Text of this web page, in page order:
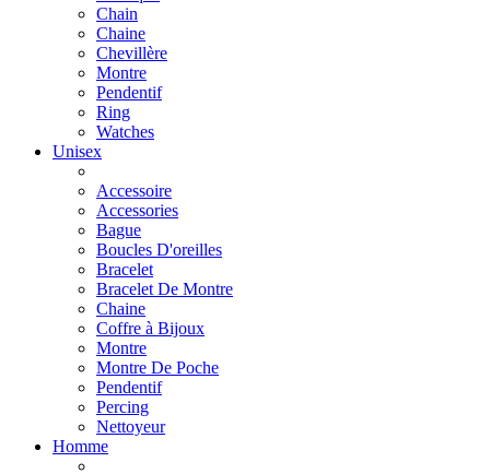
Chain
Chaine
Chevillère
Montre
Pendentif
Ring
Watches
Unisex
Accessoire
Accessories
Bague
Boucles D'oreilles
Bracelet
Bracelet De Montre
Chaine
Coffre à Bijoux
Montre
Montre De Poche
Pendentif
Percing
Nettoyeur
Homme